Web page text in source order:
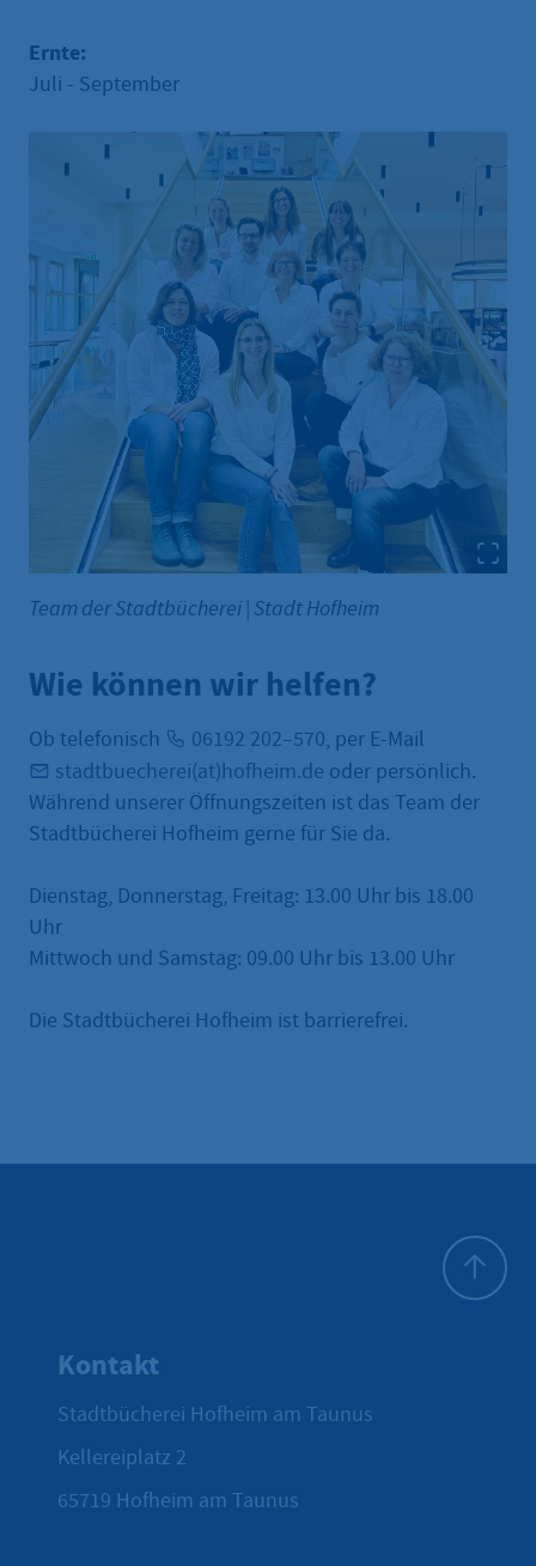
Ernte:
Juli - September
Team der Stadtbücherei | Stadt Hofheim
Wie können wir helfen?
Ob telefonisch 06192 202–570, per E-Mail
stadtbuecherei(at)hofheim.de oder persönlich.
Während unserer Öffnungszeiten ist das Team der
Stadtbücherei Hofheim gerne für Sie da.
Dienstag, Donnerstag, Freitag: 13.00 Uhr bis 18.00
Uhr
Mittwoch und Samstag: 09.00 Uhr bis 13.00 Uhr
Die Stadtbücherei Hofheim ist barrierefrei.
Kontakt
Stadtbücherei Hofheim am Taunus
Kellereiplatz 2
65719 Hofheim am Taunus